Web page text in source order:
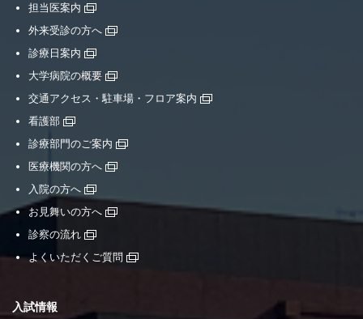
担当医案内
外来受診の方へ
診療日案内
大学病院の概要
交通アクセス・駐車場・フロア案内
看護部
診療部門のご案内
医療機関の方へ
入院の方へ
お見舞いの方へ
診察の流れ
よくいただくご質問
入試情報